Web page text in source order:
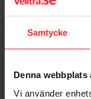
Samtycke
Denna webbplats
Vi använder
Populära